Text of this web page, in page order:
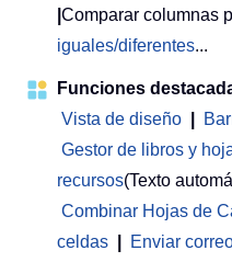
Comparar columnas
iguales/diferentes...
Funciones
Vista de diseño
Gestor de libros y
recursos(Texto
Combinar Hojas de
celdas
Enviar